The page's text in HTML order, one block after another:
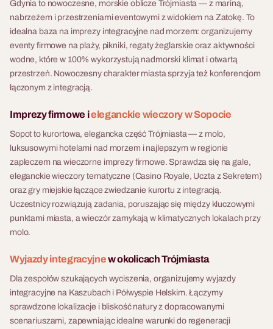
Gdynia to nowoczesne, morskie oblicze Trójmiasta — z mariną,
nabrzeżem i przestrzeniami eventowymi z widokiem na Zatokę. To
idealna baza na imprezy integracyjne nad morzem: organizujemy
eventy firmowe na plaży, pikniki, regaty żeglarskie oraz aktywności
wodne, które w 100% wykorzystują nadmorski klimat i otwartą
przestrzeń. Nowoczesny charakter miasta sprzyja też konferencjom
łączonym z integracją.
Imprezy firmowe ieleganckie wieczory w Sopocie
Sopot to kurortowa, elegancka część Trójmiasta — z molo,
luksusowymi hotelami nad morzem i najlepszym w regionie
zapleczem na wieczorne imprezy firmowe. Sprawdza się na gale,
eleganckie wieczory tematyczne (Casino Royale, Uczta z Sekretem)
oraz gry miejskie łączące zwiedzanie kurortu z integracją.
Uczestnicy rozwiązują zadania, poruszając się między kluczowymi
punktami miasta, a wieczór zamykają w klimatycznych lokalach przy
molo.
Wyjazdy integracyjnew okolicach Trójmiasta
Dla zespołów szukających wyciszenia, organizujemy wyjazdy
integracyjne na Kaszubach i Półwyspie Helskim. Łączymy
sprawdzone lokalizacje i bliskość natury z dopracowanymi
scenariuszami, zapewniając idealne warunki do regeneracji